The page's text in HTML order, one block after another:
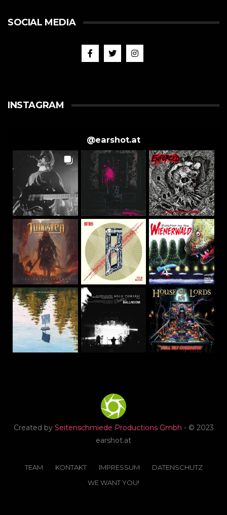
SOCIAL MEDIA
INSTAGRAM
@earshot.at
Created by Seitenschmiede Productions Gmbh - © 2023
earshot.at
TEAM KONTAKT IMPRESSUM
DATENSCHUTZ
WE WANT YOU!